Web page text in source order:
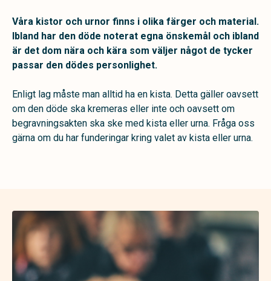
Våra kistor och urnor finns i olika färger och material.
Ibland har den döde noterat egna önskemål och ibland
är det dom nära och kära som väljer något de tycker
passar den dödes personlighet.
Enligt lag måste man alltid ha en kista. Detta gäller oavsett
om den döde ska kremeras eller inte och oavsett om
begravningsakten ska ske med kista eller urna. Fråga oss
gärna om du har funderingar kring valet av kista eller urna.